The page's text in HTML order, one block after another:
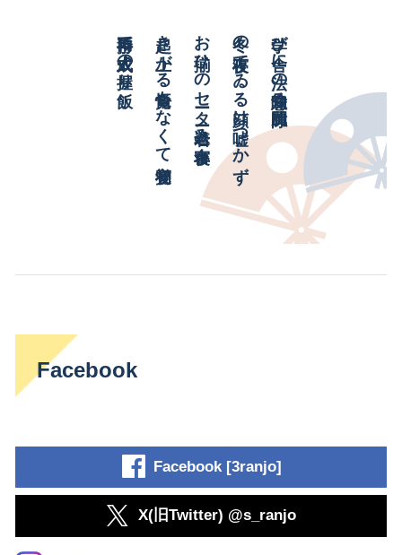
学び舎に法の意味知る隙間風
冬の夜寝てゐる顔は嘘つかず
お揃ひのセーター着込み寝台車
起き上がる覚悟もなくて初寝覚
両手持て成人式の握り飯
Facebook
Facebook [3ranjo]
X(旧Twitter) @s_ranjo